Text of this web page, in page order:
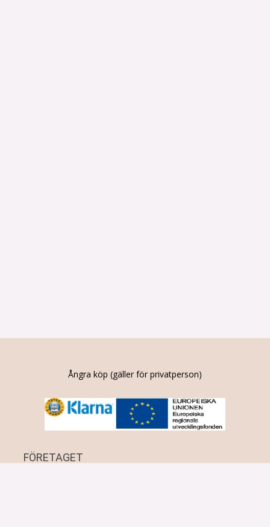
Ångra köp (gäller för privatperson)
FÖRETAGET